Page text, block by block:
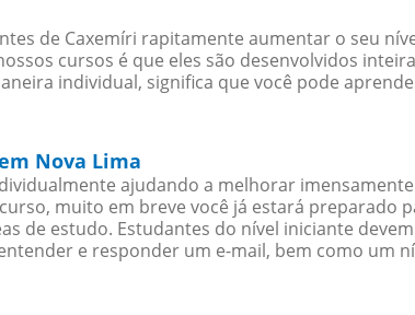
de Caxemíri rapitamente aumentar o seu
cursos é que eles são desenvolvidos
individual, significa que você pode
Nova Lima
ajudando a melhorar
muito em breve você já estará preparado
de estudo. Estudantes do nível iniciante
e responder um e-mail, bem como um